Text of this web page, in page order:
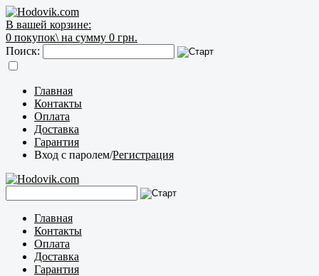
В вашей корзине:
0 покупок\ на сумму 0 грн.
Поиск:
Главная
Контакты
Оплата
Доставка
Гарантия
Вход с паролем/Регистрация
Главная
Контакты
Оплата
Доставка
Гарантия